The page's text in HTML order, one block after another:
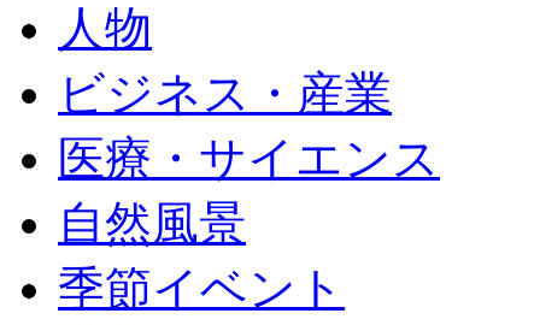
人物
ビジネス・産業
医療・サイエンス
自然風景
季節イベント